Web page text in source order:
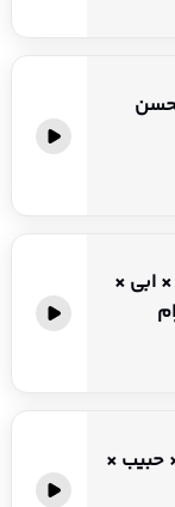
ابی ×
حبیب ×